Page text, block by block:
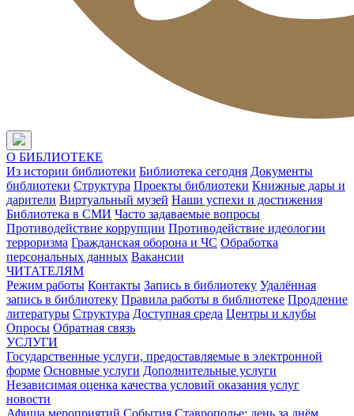
О БИБЛИОТЕКЕ
Из истории библиотеки Библиотека сегодня Документы
библиотеки Структура Проекты библиотеки Книжные дары и
дарители Виртуальный музей Наши успехи и достижения
Библиотека в СМИ Часто задаваемые вопросы
Противодействие коррупции Противодействие идеологии
терроризма Гражданская оборона и ЧС Обработка
персональных данных Вакансии
ЧИТАТЕЛЯМ
Режим работы Контакты Запись в библиотеку Удалённая
запись в библиотеку Правила работы в библиотеке Продление
литературы Структура Доступная среда Центры и клубы
Опросы Обратная связь
УСЛУГИ
Государственные услуги, предоставляемые в электронной
форме Основные услуги Дополнительные услуги
Независимая оценка качества условий оказания услуг
новости
Афиша мероприятий События Ставрополье: день за днём